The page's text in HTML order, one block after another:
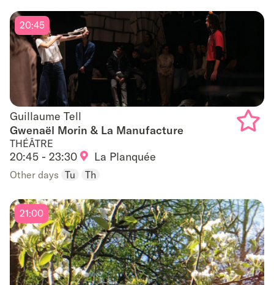
Guillaume Tell
Guillaume Tell
Gwenaël Morin & La Manufacture
THÉÂTRE
20:45 - 23:30 La Planquée
20:45
Other days Tu Th
21:00